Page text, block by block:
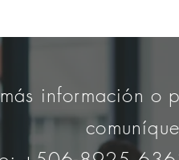
información o